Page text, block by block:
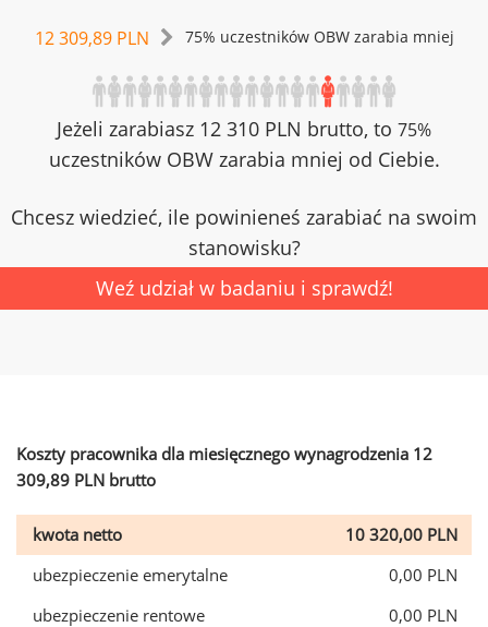
12 309,89 PLN 75% uczestników OBW zarabia mniej
Jeżeli zarabiasz 12 310 PLN brutto, to 75%
uczestników OBW zarabia mniej od Ciebie.
Chcesz wiedzieć, ile powinieneś zarabiać na swoim
stanowisku?
Weź udział w badaniu i sprawdź!
Koszty pracownika dla miesięcznego wynagrodzenia 12
309,89 PLN brutto
kwota netto
10 320,00 PLN
ubezpieczenie emerytalne
0,00 PLN
ubezpieczenie rentowe
0,00 PLN